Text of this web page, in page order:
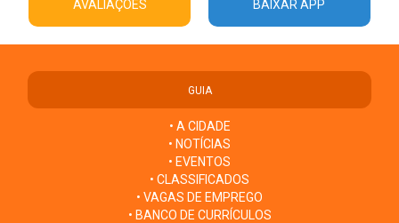
AVALIAÇÕES BAIXAR APP
GUIA
• A CIDADE
• NOTÍCIAS
• EVENTOS
• CLASSIFICADOS
• VAGAS DE EMPREGO
• BANCO DE CURRÍCULOS